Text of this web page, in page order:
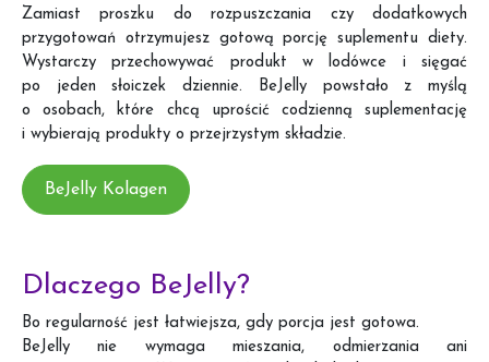
Zamiast proszku do rozpuszczania czy dodatkowych
przygotowań otrzymujesz gotową porcję suplementu diety.
Wystarczy przechowywać produkt w lodówce i sięgać
po jeden słoiczek dziennie. BeJelly powstało z myślą
o osobach, które chcą uprościć codzienną suplementację
i wybierają produkty o przejrzystym składzie.
BeJelly Kolagen
Dlaczego BeJelly?
Bo regularność jest łatwiejsza, gdy porcja jest gotowa.
BeJelly nie wymaga mieszania, odmierzania ani